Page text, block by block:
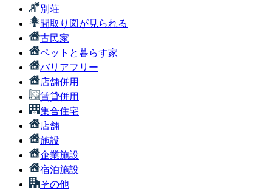
別荘
間取り図が見られる
古民家
ペットと暮らす家
バリアフリー
店舗併用
賃貸併用
集合住宅
店舗
施設
企業施設
宿泊施設
その他